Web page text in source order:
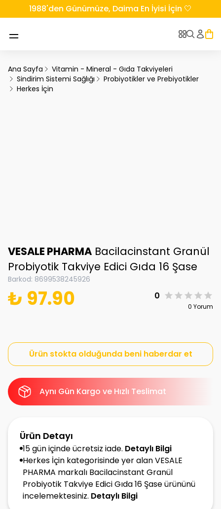
1988'den Günümüze, Daima En İyisi İçin 🤍
Ana Sayfa
Vitamin - Mineral - Gıda Takviyeleri
Sindirim Sistemi Sağlığı
Probiyotikler ve Prebiyotikler
Herkes İçin
VESALE PHARMA Bacilacinstant Granül
Probiyotik Takviye Edici Gıda 16 Şase
Barkod: 8699538245926
₺ 97.90 0
0 Yorum
Ürün stokta olduğunda beni haberdar et
Aynı Gün Kargo ve Hızlı Teslimat
Ürün Detayı
15 gün içinde ücretsiz iade. Detaylı Bilgi
Herkes İçin kategorisinde yer alan VESALE
PHARMA markalı Bacilacinstant Granül
Probiyotik Takviye Edici Gıda 16 Şase ürününü
incelemektesiniz. Detaylı Bilgi